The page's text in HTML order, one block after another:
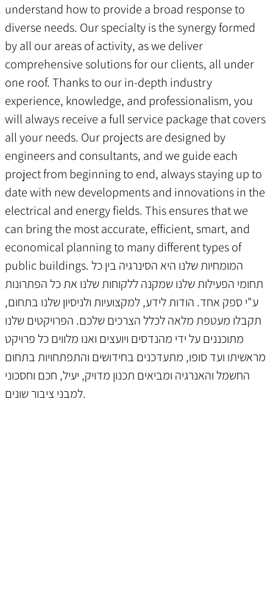
understand how to provide a broad response to
diverse needs. Our specialty is the synergy formed
by all our areas of activity, as we deliver
comprehensive solutions for our clients, all under
one roof. Thanks to our in-depth industry
experience, knowledge, and professionalism, you
will always receive a full service package that covers
all your needs. Our projects are designed by
engineers and consultants, and we guide each
project from beginning to end, always staying up to
date with new developments and innovations in the
electrical and energy fields. This ensures that we
can bring the most accurate, efficient, smart, and
economical planning to many different types of
public buildings.המומחיות שלנו היא הסינרגיה בין כל
תחומי הפעילות שלנו שמקנה ללקוחות שלנו את כל הפתרונות
ע"י ספק אחד. הודות לידע, למקצועיות ולניסיון שלנו בתחום,
תקבלו מעטפת מלאה לכלל הצרכים שלכם. הפרויקטים שלנו
מתוכננים על ידי מהנדסים ויועצים ואנו מלווים כל פרויקט
מראשיתו ועד סופו, מתעדכנים בחידושים והתפתחויות בתחום
החשמל והאנרגיה ומביאים תכנון מדויק, יעיל, חכם וחסכוני
למבני ציבור שונים.